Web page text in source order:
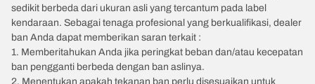
sedikit berbeda dari ukuran asli yang tercantum pada label
kendaraan. Sebagai tenaga profesional yang berkualifikasi, dealer
ban Anda dapat memberikan saran terkait :
1. Memberitahukan Anda jika peringkat beban dan/atau kecepatan
ban pengganti berbeda dengan ban aslinya.
2. Menentukan apakah tekanan ban perlu disesuaikan untuk